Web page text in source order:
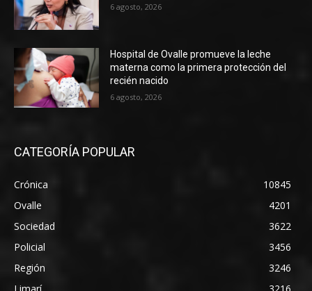
6 agosto, 2026
Hospital de Ovalle promueve la leche
materna como la primera protección del
recién nacido
6 agosto, 2026
CATEGORÍA POPULAR
Crónica
10845
Ovalle
4201
Sociedad
3622
Policial
3456
Región
3246